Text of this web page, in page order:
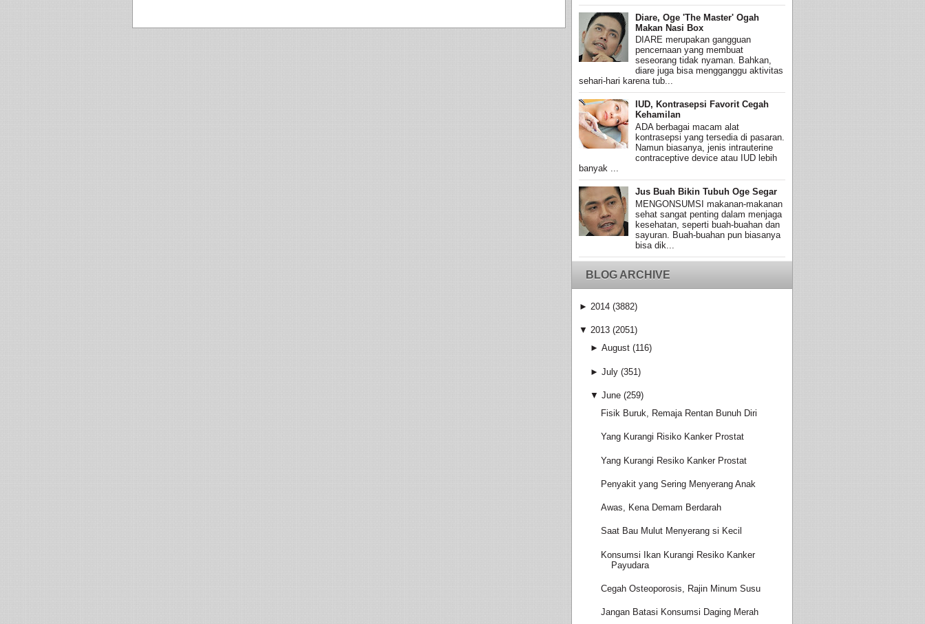
Diare, Oge 'The Master' Ogah
Makan Nasi Box
DIARE merupakan gangguan
pencernaan yang membuat
seseorang tidak nyaman. Bahkan,
diare juga bisa mengganggu aktivitas
sehari-hari karena tub...
IUD, Kontrasepsi Favorit Cegah
Kehamilan
ADA berbagai macam alat
kontrasepsi yang tersedia di pasaran.
Namun biasanya, jenis intrauterine
contraceptive device atau IUD lebih
banyak ...
Jus Buah Bikin Tubuh Oge Segar
MENGONSUMSI makanan-makanan
sehat sangat penting dalam menjaga
kesehatan, seperti buah-buahan dan
sayuran. Buah-buahan pun biasanya
bisa dik...
BLOG ARCHIVE
► 2014 (3882)
▼ 2013 (2051)
► August (116)
► July (351)
▼ June (259)
Fisik Buruk, Remaja Rentan Bunuh Diri
Yang Kurangi Risiko Kanker Prostat
Yang Kurangi Resiko Kanker Prostat
Penyakit yang Sering Menyerang Anak
Awas, Kena Demam Berdarah
Saat Bau Mulut Menyerang si Kecil
Konsumsi Ikan Kurangi Resiko Kanker
Payudara
Cegah Osteoporosis, Rajin Minum Susu
Jangan Batasi Konsumsi Daging Merah